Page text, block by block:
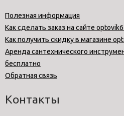
Полезная информация
Как сделать заказ на сайте
Как получить скидку в магазине
Аренда сантехнического
бесплатно
Обратная связь
Контакты